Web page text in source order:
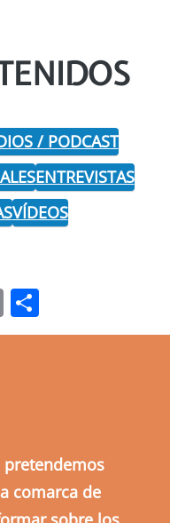
/ PODCAST
ENTREVISTAS
VÍDEOS
Email
comarca de